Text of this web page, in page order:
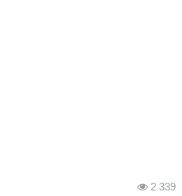
2 339